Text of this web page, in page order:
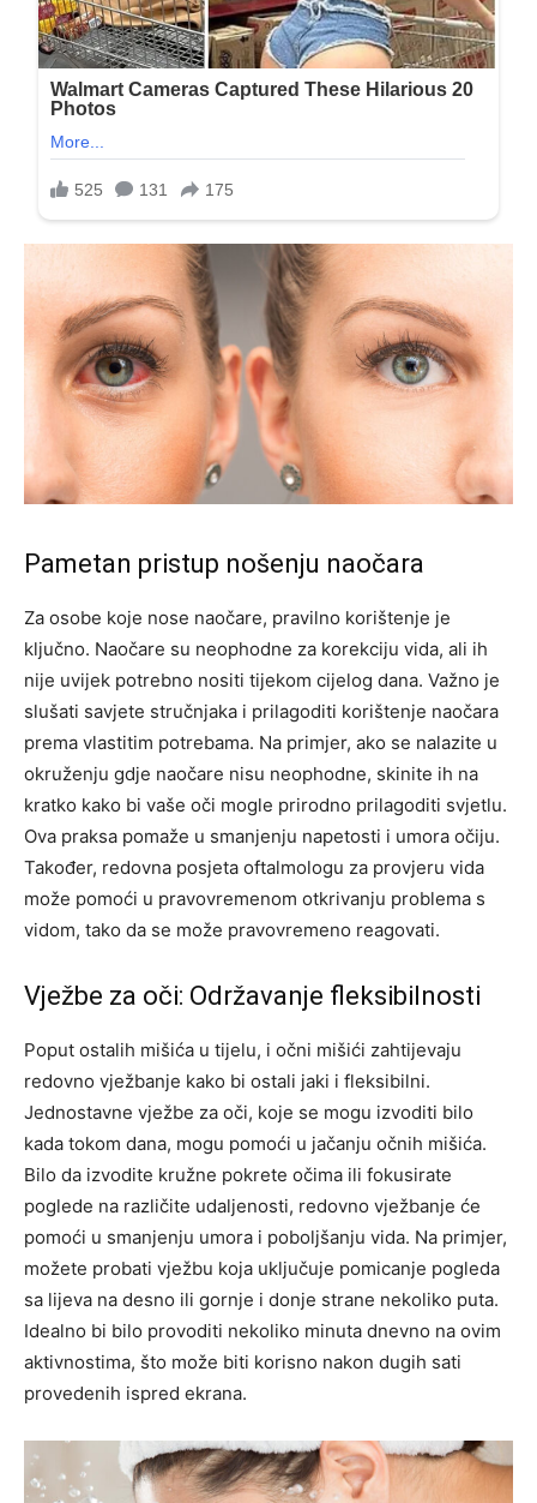
Pametan pristup nošenju naočara
Za osobe koje nose naočare, pravilno korištenje je
ključno. Naočare su neophodne za korekciju vida, ali ih
nije uvijek potrebno nositi tijekom cijelog dana. Važno je
slušati savjete stručnjaka i prilagoditi korištenje naočara
prema vlastitim potrebama. Na primjer, ako se nalazite u
okruženju gdje naočare nisu neophodne, skinite ih na
kratko kako bi vaše oči mogle prirodno prilagoditi svjetlu.
Ova praksa pomaže u smanjenju napetosti i umora očiju.
Također, redovna posjeta oftalmologu za provjeru vida
može pomoći u pravovremenom otkrivanju problema s
vidom, tako da se može pravovremeno reagovati.
Vježbe za oči: Održavanje fleksibilnosti
Poput ostalih mišića u tijelu, i očni mišići zahtijevaju
redovno vježbanje kako bi ostali jaki i fleksibilni.
Jednostavne vježbe za oči, koje se mogu izvoditi bilo
kada tokom dana, mogu pomoći u jačanju očnih mišića.
Bilo da izvodite kružne pokrete očima ili fokusirate
poglede na različite udaljenosti, redovno vježbanje će
pomoći u smanjenju umora i poboljšanju vida. Na primjer,
možete probati vježbu koja uključuje pomicanje pogleda
sa lijeva na desno ili gornje i donje strane nekoliko puta.
Idealno bi bilo provoditi nekoliko minuta dnevno na ovim
aktivnostima, što može biti korisno nakon dugih sati
provedenih ispred ekrana.